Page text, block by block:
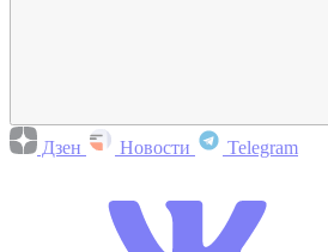
Дзен Новости Telegram